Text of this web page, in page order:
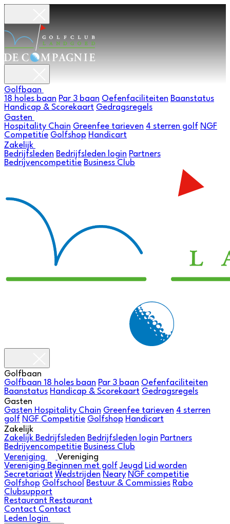
Golfbaan
18 holes baan Par 3 baan Oefenfaciliteiten Baanstatus
Handicap & Scorekaart Gedragsregels
Gasten
Hospitality Chain Greenfee tarieven 4 sterren golf NGF
Competitie Golfshop Handicart
Zakelijk
Bedrijfsleden Bedrijfsleden login Partners
Bedrijvencompetitie Business Club
Golfbaan
Golfbaan 18 holes baan Par 3 baan Oefenfaciliteiten
Baanstatus Handicap & Scorekaart Gedragsregels
Gasten
Gasten Hospitality Chain Greenfee tarieven 4 sterren
golf NGF Competitie Golfshop Handicart
Zakelijk
Zakelijk Bedrijfsleden Bedrijfsleden login Partners
Bedrijvencompetitie Business Club
Vereniging
Vereniging
Vereniging Beginnen met golf Jeugd Lid worden
Secretariaat Wedstrijden Neary NGF competitie
Golfshop Golfschool Bestuur & Commissies Rabo
Clubsupport
Restaurant Restaurant
Contact Contact
Leden login